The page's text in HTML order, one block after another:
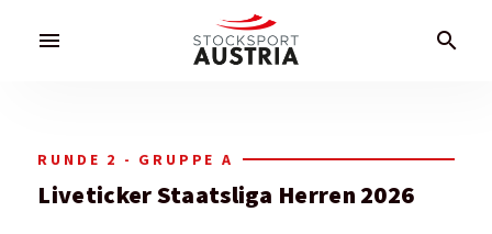
menu search
RUNDE 2 - GRUPPE A
LivetickerStaatsliga Herren 2026